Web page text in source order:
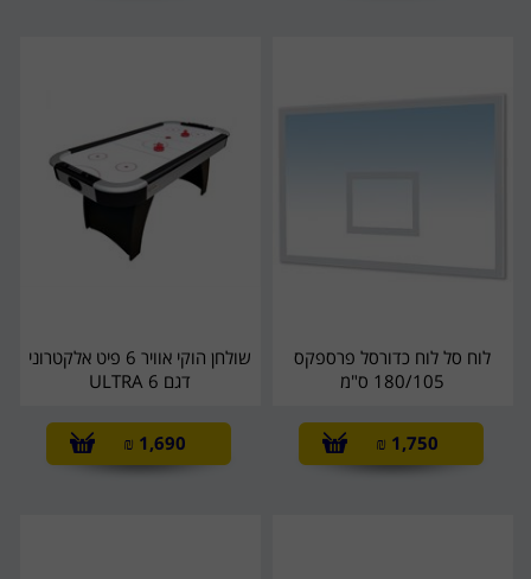
לוח סל לוח כדורסל פרספקס
180/105 ס"מ
1,750
₪
שולחן הוקי אוויר 6 פיט אלקטרוני
דגם ULTRA 6
1,690
₪